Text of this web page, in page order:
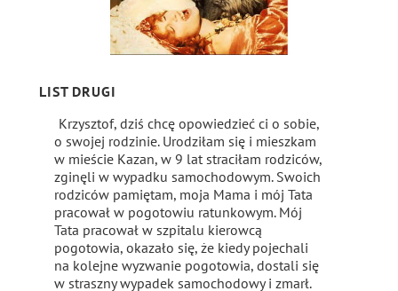
LIST DRUGI
Krzysztof, dziś chcę opowiedzieć ci o sobie,
o swojej rodzinie. Urodziłam się i mieszkam
w mieście Kazan, w 9 lat straciłam rodziców,
zginęli w wypadku samochodowym. Swoich
rodziców pamiętam, moja Mama i mój Tata
pracował w pogotowiu ratunkowym. Mój
Tata pracował w szpitalu kierowcą
pogotowia, okazało się, że kiedy pojechali
na kolejne wyzwanie pogotowia, dostali się
w straszny wypadek samochodowy i zmarł.